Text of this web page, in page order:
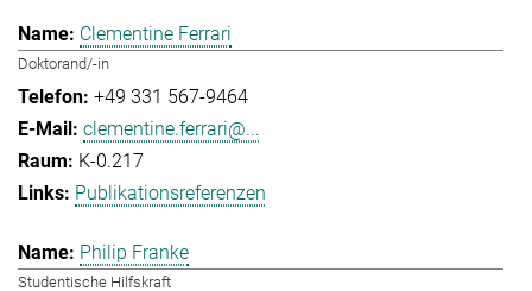
Clementine Ferrari
Doktorand/-in
+49 331 567-9464
clementine.ferrari@...
K-0.217
Publikationsreferenzen
Philip Franke
Studentische Hilfskraft